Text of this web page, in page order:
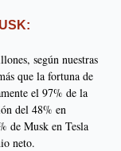
según nuestras
que la fortuna de
el 97% de la
del 48% en
de Musk en Tesla
neto.